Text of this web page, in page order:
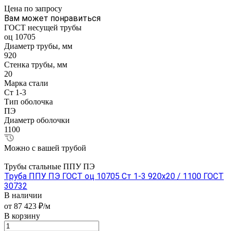
Цена по запросу
Вам может понравиться
ГОСТ несущей трубы
оц 10705
Диаметр трубы, мм
920
Стенка трубы, мм
20
Марка стали
Ст 1-3
Тип оболочка
ПЭ
Диаметр оболочки
1100
Можно с вашей трубой
Трубы стальные ППУ ПЭ
Труба ППУ ПЭ ГОСТ оц 10705 Ст 1-3 920x20 / 1100 ГОСТ
30732
В наличии
от 87 423 ₽/м
В корзину